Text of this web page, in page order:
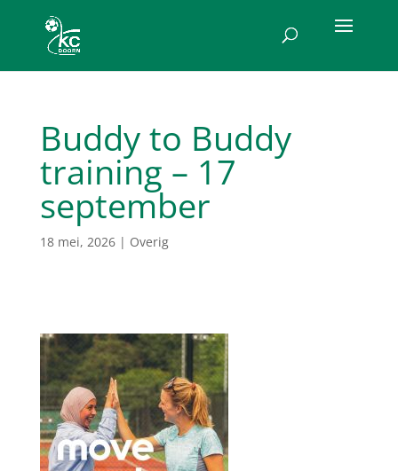
Buddy to Buddy
training – 17
september
18 mei, 2026| Overig